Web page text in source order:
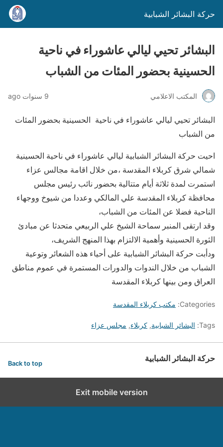
حركة البشائر الشبابية
البشائر تحيي ليالي عاشوراء في ناحية
الحسينية بحضور المئات من الشباب
المكتب الاعلامي 9 سنوات ago
البشائر تحيي ليالي عاشوراء في ناحية الحسينية بحضور المئات
من الشباب
احيت حركة البشائر الشبابية ليالي عاشوراء في ناحية الحسينية
شمالي شرق كربلاء المقدسة ،من خلال اقامة مجالس عزاء
استمرت لمدة ثلاثة أيام متتالية بحضور نائب رئيس مجلس
محافظة كربلاء المقدسة علي المالكي وعددا من شيوخ ووجهاء
الناحية فضلا عن المئات من الشباب،
وقد ارتقى المنبر سماحة الشيخ علي الربيعي متحدثا عن مبادئ
الثورة الحسينية وأهمية الالتزام بهذا المنهج الشريف،
ودأبت حركة البشائر الشبابية على أحياء هذه الشعائر وتوعية
الشباب من خلال الندوات والدورات المستمرة في عموم مناطق
العراق ومن بينها كربلاء المقدسة
Categories: مكتب كربلاء المقدسة
Tags: البشائر الشبابية, كربلاء, مجلس عزاء
حركة البشائر الشبابية Back to top
Exit mobile version